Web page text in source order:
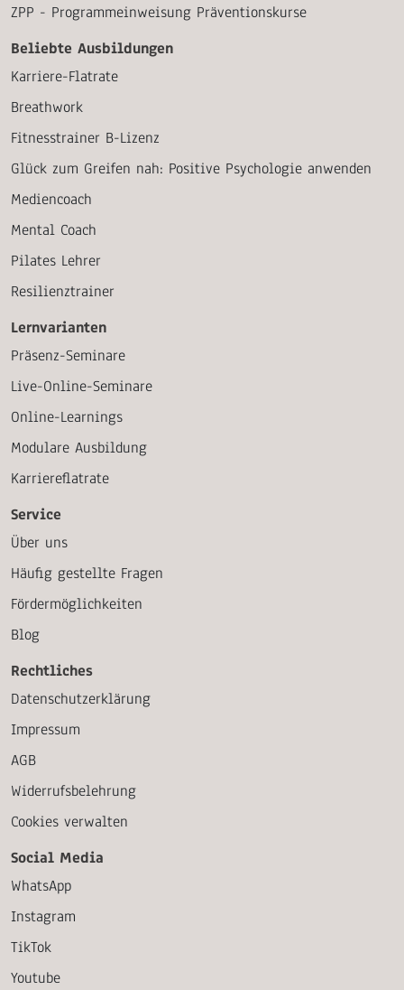
ZPP - Programmeinweisung Präventionskurse
Beliebte Ausbildungen
Karriere-Flatrate
Breathwork
Fitnesstrainer B-Lizenz
Glück zum Greifen nah: Positive Psychologie anwenden
Mediencoach
Mental Coach
Pilates Lehrer
Resilienztrainer
Lernvarianten
Präsenz-Seminare
Live-Online-Seminare
Online-Learnings
Modulare Ausbildung
Karriereflatrate
Service
Über uns
Häufig gestellte Fragen
Fördermöglichkeiten
Blog
Rechtliches
Datenschutzerklärung
Impressum
AGB
Widerrufsbelehrung
Cookies verwalten
Social Media
WhatsApp
Instagram
TikTok
Youtube